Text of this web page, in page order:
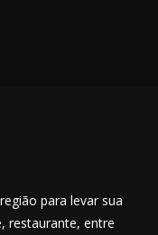
para levar sua
restaurante, entre